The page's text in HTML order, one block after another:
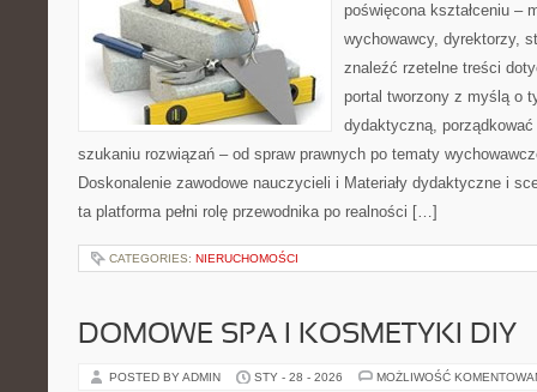
poświęcona kształceniu –
wychowawcy, dyrektorzy,
znaleźć rzetelne treści
portal tworzony z myślą o
dydaktyczną,
szukaniu rozwiązań – od spraw prawnych po tematy
Doskonalenie zawodowe nauczycieli i Materiały dydaktyczne i
ta platforma pełni rolę przewodnika po realności […]
CATEGORIES: NIERUCHOMOŚCI
DOMOWE SPA I KOSMETYKI DIY
POSTED BY ADMIN STY - 28 - 2026 MOŻLIWOŚĆ